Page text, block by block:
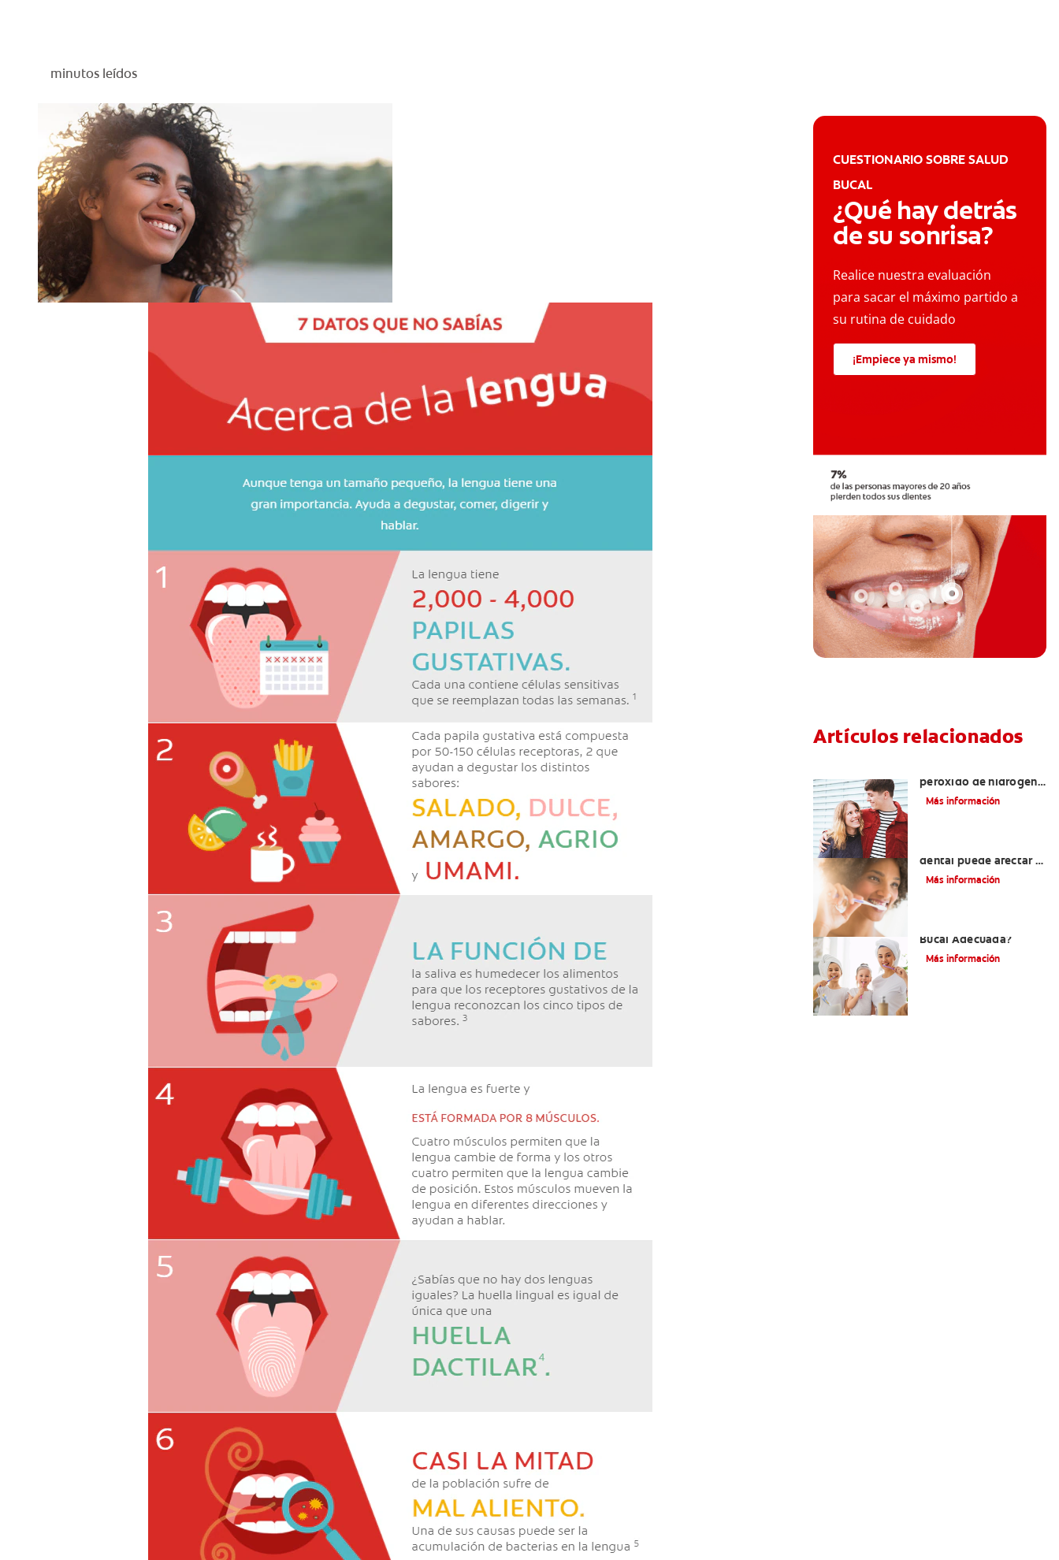
minutos leídos
CUESTIONARIO SOBRE SALUD
BUCAL
¿Qué hay detrás
de su sonrisa?
Realice nuestra evaluación
para sacar el máximo partido a
su rutina de cuidado
¡Empiece ya mismo!
Artículos relacionados
peróxido de hidrógeno
para dientes y encías
Más información
dental puede afectar el
esmalte?
Más información
Bucal Adecuada?
Más información